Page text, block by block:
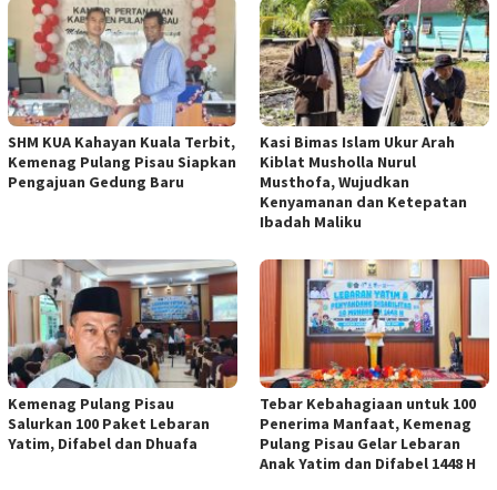
SHM KUA Kahayan Kuala Terbit,
Kemenag Pulang Pisau Siapkan
Pengajuan Gedung Baru
Kasi Bimas Islam Ukur Arah
Kiblat Musholla Nurul
Musthofa, Wujudkan
Kenyamanan dan Ketepatan
Ibadah Maliku
Kemenag Pulang Pisau
Salurkan 100 Paket Lebaran
Yatim, Difabel dan Dhuafa
Tebar Kebahagiaan untuk 100
Penerima Manfaat, Kemenag
Pulang Pisau Gelar Lebaran
Anak Yatim dan Difabel 1448 H